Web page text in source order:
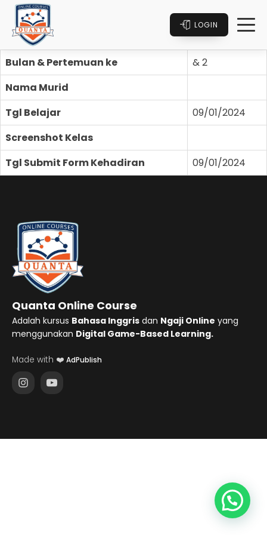
LOGIN
Bulan & Pertemuan ke
& 2
Nama Murid
Tgl Belajar
09/01/2024
Screenshot Kelas
Tgl Submit Form Kehadiran
09/01/2024
Quanta Online Course
Adalah kursus Bahasa Inggris dan Ngaji Online yang
menggunakan Digital Game-Based Learning.
Made with ❤️ AdPublish